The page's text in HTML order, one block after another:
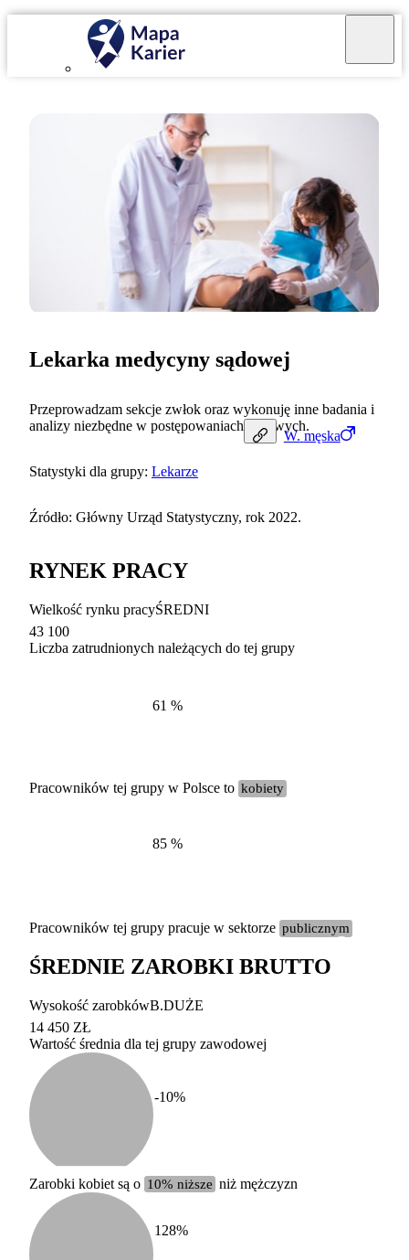
W. męska
Lekarka medycyny sądowej
Przeprowadzam sekcje zwłok oraz wykonuję inne badania i
analizy niezbędne w postępowaniach sądowych.
Statystyki dla grupy: Lekarze
Źródło: Główny Urząd Statystyczny, rok 2022.
RYNEK PRACY
Etykieta
duży
100-200 tysięcy
Wielkość rynku pracyŚREDNI
43 100
Liczba zatrudnionych należących do tej grupy
61 %
Pracowników tej grupy w Polsce to kobiety
85 %
Pracowników tej grupy pracuje w sektorze publicznym
ŚREDNIE ZAROBKI BRUTTO
Wysokość zarobkówB.DUŻE
14 450 ZŁ
Wartość średnia dla tej grupy zawodowej
-10%
Zarobki kobiet są o 10% niższe niż mężczyzn
128%